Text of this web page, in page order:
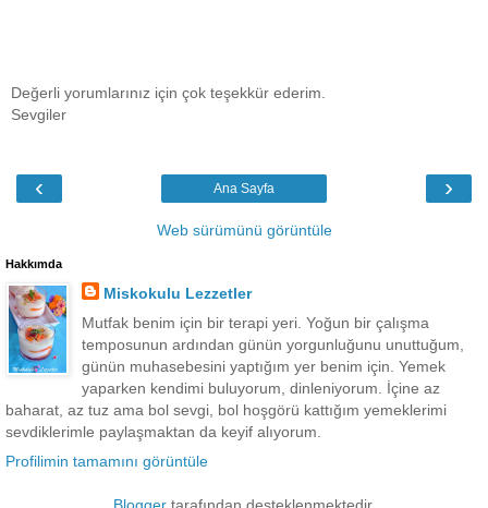
Değerli yorumlarınız için çok teşekkür ederim.
Sevgiler
‹ ›
Ana Sayfa
Web sürümünü görüntüle
Hakkımda
Miskokulu Lezzetler
Mutfak benim için bir terapi yeri. Yoğun bir çalışma
temposunun ardından günün yorgunluğunu unuttuğum,
günün muhasebesini yaptığım yer benim için. Yemek
yaparken kendimi buluyorum, dinleniyorum. İçine az
baharat, az tuz ama bol sevgi, bol hoşgörü kattığım yemeklerimi
sevdiklerimle paylaşmaktan da keyif alıyorum.
Profilimin tamamını görüntüle